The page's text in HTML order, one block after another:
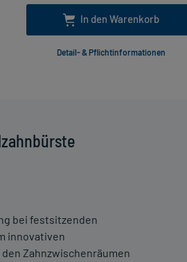
bei festsitzenden
innovativen
Zahnzwischenräumen
In den Warenkorb
Detail- & Pflichtinformationen